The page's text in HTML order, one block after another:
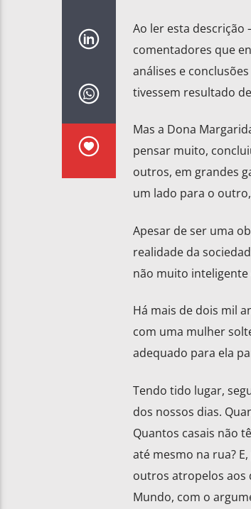
Ao ler esta descrição
comentadores que
análises e
tivessem resultado
Mas a Dona
pensar muito,
outros, em grandes
um lado para o
Apesar de ser uma
realidade da
não muito
Há mais de dois mil
com uma mulher
adequado para ela
Tendo tido lugar,
dos nossos dias.
Quantos casais não
até mesmo na rua?
outros atropelos aos
Mundo, com o